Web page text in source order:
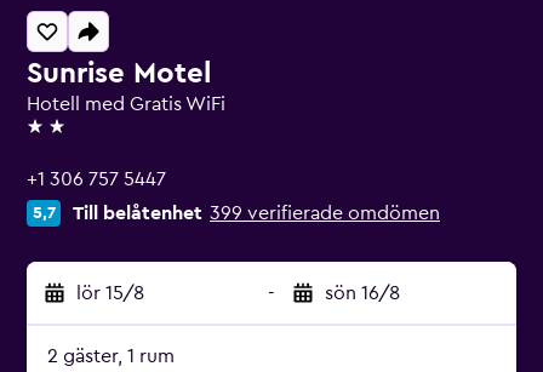
Sunrise Motel
Hotell med Gratis WiFi
2 stjärnor
+1 306 757 5447
5,7 Till belåtenhet 399 verifierade omdömen
lör 15/8 - sön 16/8
2 gäster, 1 rum